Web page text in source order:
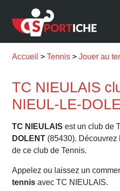
Accueil Tennis Jouer au
TC NIEULAIS
NIEUL-LE-
TC NIEULAIS est un club de
DOLENT (85430). Découvrez
de ce club de Tennis.
Appelez ou laissez un
tennis avec TC NIEULAIS.